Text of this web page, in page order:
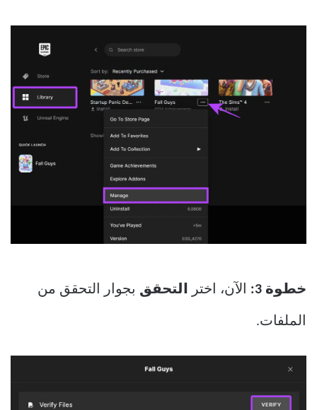
خطوة 3: الآن، اختر التحقق بجوار التحقق من
الملفات.